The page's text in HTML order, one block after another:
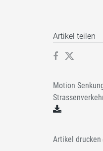
Artikel teilen
Motion
Artikel drucken